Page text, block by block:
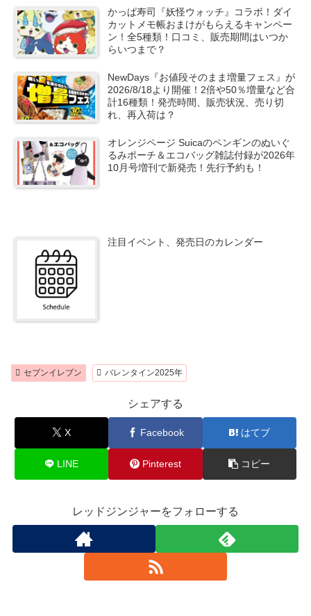
かっぱ寿司『妖怪ウォッチ』コラボ！ダイ
カットメモ帳おまけがもらえるキャンペー
ン！全5種類！口コミ、販売期間はいつか
らいつまで？
NewDays『お値段そのまま増量フェス』が
2026/8/18より開催！2倍や50％増量など合
計16種類！発売時間、販売状況、売り切
れ、再入荷は？
オレンジページ Suicaのペンギンのぬいぐ
るみポーチ＆エコバッグ雑誌付録が2026年
10月号増刊で新発売！先行予約も！
注目イベント、発売日のカレンダー
セブンイレブン バレンタイン2025年
シェアする
X Facebook はてブ
LINE Pinterest コピー
レッドジンジャーをフォローする